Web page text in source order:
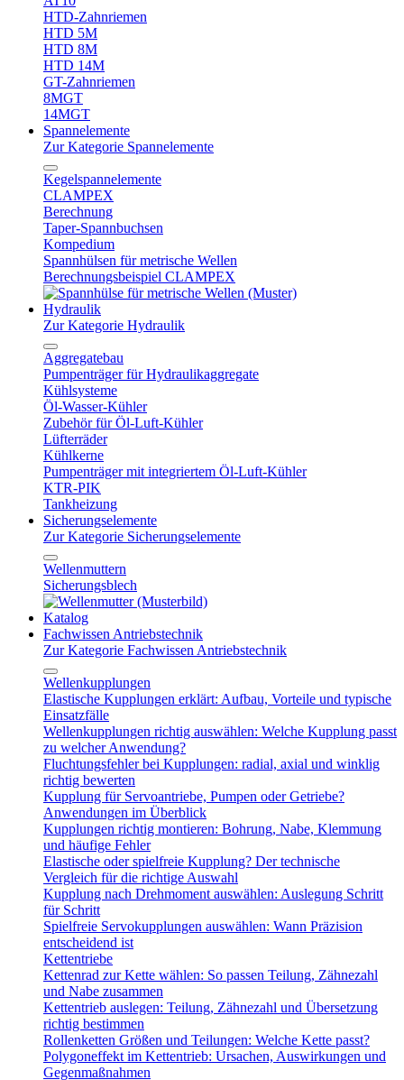
HTD-Zahnriemen
HTD 5M
HTD 8M
HTD 14M
GT-Zahnriemen
8MGT
14MGT
Spannelemente
Zur Kategorie Spannelemente
Kegelspannelemente
CLAMPEX
Berechnung
Taper-Spannbuchsen
Kompedium
Spannhülsen für metrische Wellen
Berechnungsbeispiel CLAMPEX
Hydraulik
Zur Kategorie Hydraulik
Aggregatebau
Pumpenträger für Hydraulikaggregate
Kühlsysteme
Öl-Wasser-Kühler
Zubehör für Öl-Luft-Kühler
Lüfterräder
Kühlkerne
Pumpenträger mit integriertem Öl-Luft-Kühler
KTR-PIK
Tankheizung
Sicherungselemente
Zur Kategorie Sicherungselemente
Wellenmuttern
Sicherungsblech
Katalog
Fachwissen Antriebstechnik
Zur Kategorie Fachwissen Antriebstechnik
Wellenkupplungen
Elastische Kupplungen erklärt: Aufbau, Vorteile und typische
Einsatzfälle
Wellenkupplungen richtig auswählen: Welche Kupplung passt
zu welcher Anwendung?
Fluchtungsfehler bei Kupplungen: radial, axial und winklig
richtig bewerten
Kupplung für Servoantriebe, Pumpen oder Getriebe?
Anwendungen im Überblick
Kupplungen richtig montieren: Bohrung, Nabe, Klemmung
und häufige Fehler
Elastische oder spielfreie Kupplung? Der technische
Vergleich für die richtige Auswahl
Kupplung nach Drehmoment auswählen: Auslegung Schritt
für Schritt
Spielfreie Servokupplungen auswählen: Wann Präzision
entscheidend ist
Kettentriebe
Kettenrad zur Kette wählen: So passen Teilung, Zähnezahl
und Nabe zusammen
Kettentrieb auslegen: Teilung, Zähnezahl und Übersetzung
richtig bestimmen
Rollenketten Größen und Teilungen: Welche Kette passt?
Polygoneffekt im Kettentrieb: Ursachen, Auswirkungen und
Gegenmaßnahmen